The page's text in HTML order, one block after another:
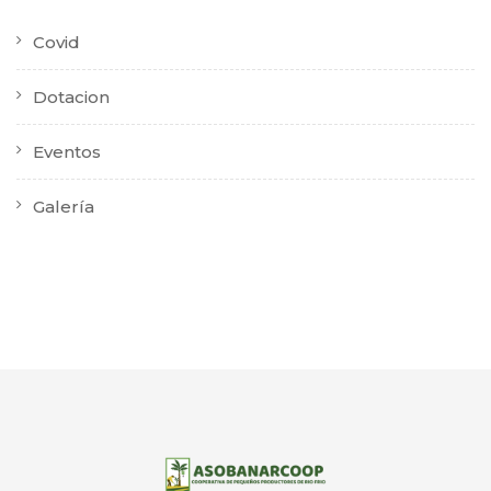
Covid
Dotacion
Eventos
Galería